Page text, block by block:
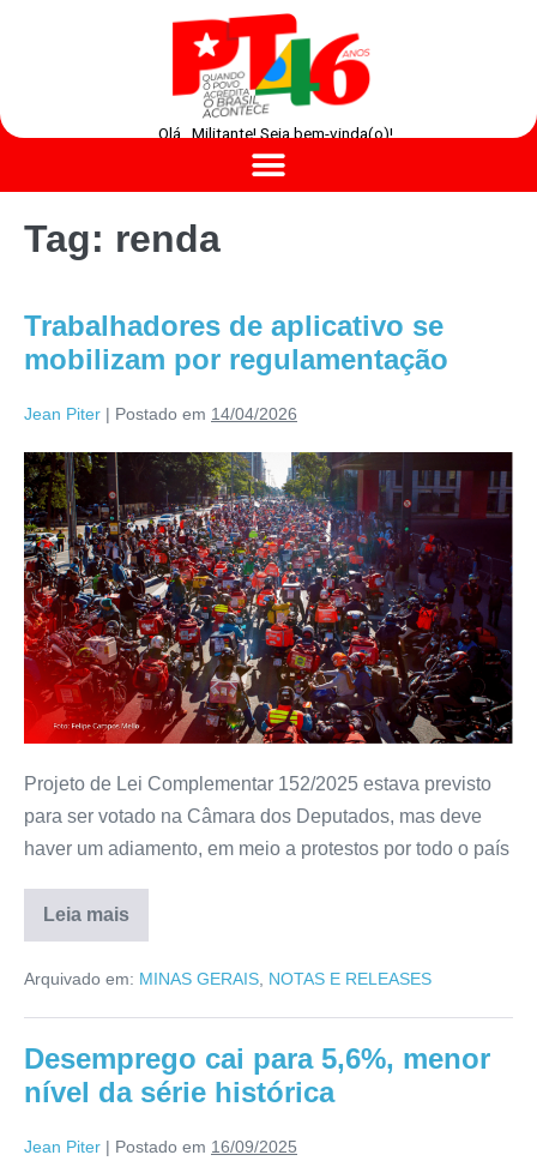
Olá , Militante! Seja bem-vinda(o)!
Tag: renda
Trabalhadores de aplicativo se
mobilizam por regulamentação
Jean Piter | Postado em 14/04/2026
Projeto de Lei Complementar 152/2025 estava previsto
para ser votado na Câmara dos Deputados, mas deve
haver um adiamento, em meio a protestos por todo o país
Leia mais
Arquivado em: MINAS GERAIS NOTAS E RELEASES
Desemprego cai para 5,6%, menor
nível da série histórica
Jean Piter | Postado em 16/09/2025